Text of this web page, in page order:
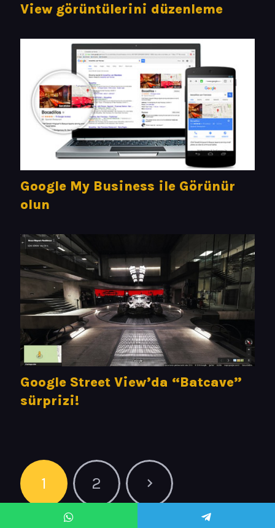
View görüntülerini düzenleme
Google My Business ile Görünür
olun
Google Street View’da “Batcave”
sürprizi!
1 2